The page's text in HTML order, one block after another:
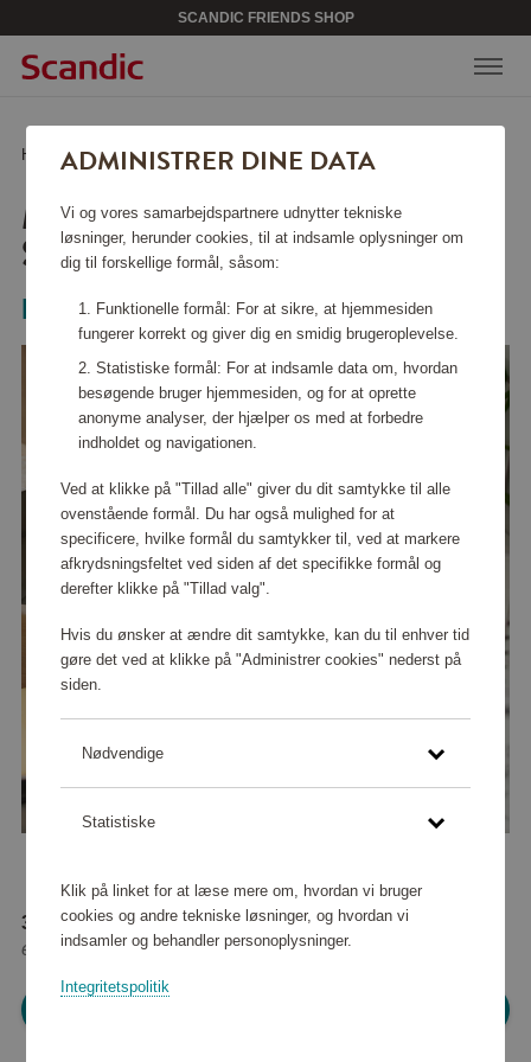
SCANDIC FRIENDS SHOP
Hjem /Køkkentilbehør/Skåle/Margrethe Skål 1,5 L Stål
MARGRETHE SKÅL 1,5 L
STÅL
Rosti
33 660 point
eller
306 kr
ADMINISTRER DINE DATA
Vi og vores samarbejdspartnere udnytter tekniske
løsninger, herunder cookies, til at indsamle oplysninger om
dig til forskellige formål, såsom:
Funktionelle formål: For at sikre, at hjemmesiden
fungerer korrekt og giver dig en smidig brugeroplevelse.
Statistiske formål: For at indsamle data om, hvordan
besøgende bruger hjemmesiden, og for at oprette
anonyme analyser, der hjælper os med at forbedre
indholdet og navigationen.
Ved at klikke på "Tillad alle" giver du dit samtykke til alle
ovenstående formål. Du har også mulighed for at
specificere, hvilke formål du samtykker til, ved at markere
afkrydsningsfeltet ved siden af det specifikke formål og
derefter klikke på "Tillad valg".
Hvis du ønsker at ændre dit samtykke, kan du til enhver tid
gøre det ved at klikke på "Administrer cookies" nederst på
siden.
Nødvendige
Statistiske
Klik på linket for at læse mere om, hvordan vi bruger
cookies og andre tekniske løsninger, og hvordan vi
indsamler og behandler personoplysninger.
Integritetspolitik